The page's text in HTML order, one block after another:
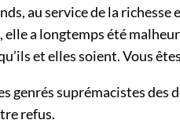
au service de la
a longtemps été
et elles soient. Vous
genrés suprémacistes des
refus.